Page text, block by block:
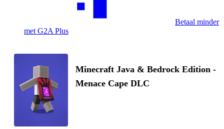
Betaal minder
met G2A Plus
Minecraft Java & Bedrock Edition -
Menace Cape DLC